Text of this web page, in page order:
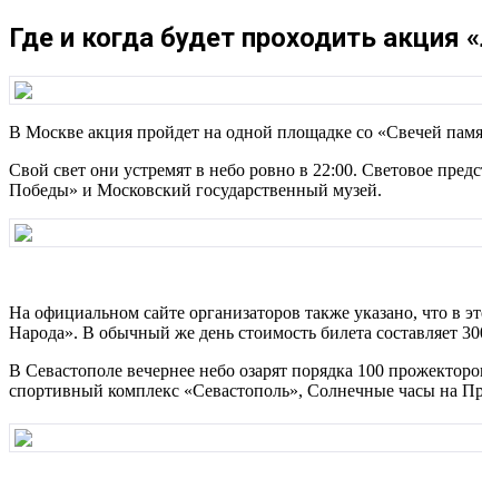
Где и когда будет проходить акция
В Москве акция пройдет на одной площадке со «Свечей
Свой свет они устремят в небо ровно в 22:00. Световое
Победы» и Московский государственный музей.
На официальном сайте организаторов также указано, что в
Народа». В обычный же день стоимость билета составляет
В Севастополе вечернее небо озарят порядка 100
спортивный комплекс «Севастополь», Солнечные часы на